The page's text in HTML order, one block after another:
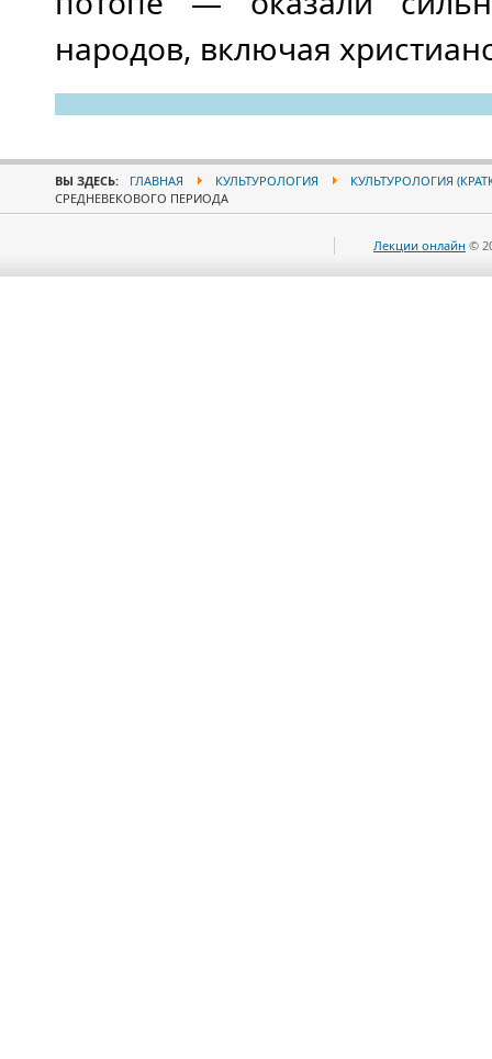
народов, включая
ВЫ ЗДЕСЬ: ГЛАВНАЯ КУЛЬТУРОЛОГИЯ
КУЛЬТУРОЛОГИЯ
СРЕДНЕВЕКОВОГО ПЕРИОДА
Лекции онлайн ©